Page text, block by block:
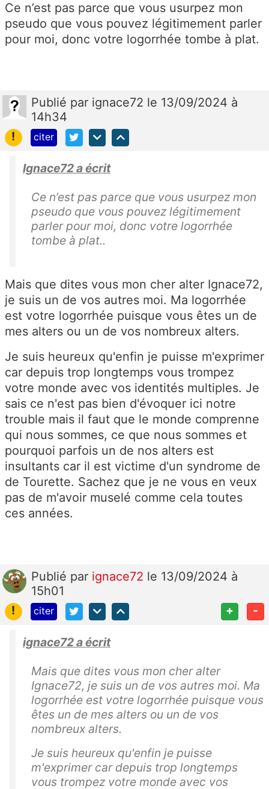
Ce n’est pas parce que vous usurpez mon
pseudo que vous pouvez légitimement parler
pour moi, donc votre logorrhée tombe à plat.
Publié par ignace72 le 13/09/2024 à
14h34
!
citer
Ignace72 a écrit
Ce n’est pas parce que vous usurpez mon
pseudo que vous pouvez légitimement
parler pour moi, donc votre logorrhée
tombe à plat..
Mais que dites vous mon cher alter Ignace72,
je suis un de vos autres moi. Ma logorrhée
est votre logorrhée puisque vous êtes un de
mes alters ou un de vos nombreux alters.
Je suis heureux qu'enfin je puisse m'exprimer
car depuis trop longtemps vous trompez
votre monde avec vos identités multiples. Je
sais ce n'est pas bien d'évoquer ici notre
trouble mais il faut que le monde comprenne
qui nous sommes, ce que nous sommes et
pourquoi parfois un de nos alters est
insultants car il est victime d'un syndrome de
de Tourette. Sachez que je ne vous en veux
pas de m'avoir muselé comme cela toutes
ces années.
Publié par ignace72 le 13/09/2024 à
15h01
!
citer + -
ignace72 a écrit
Mais que dites vous mon cher alter
Ignace72, je suis un de vos autres moi. Ma
logorrhée est votre logorrhée puisque vous
êtes un de mes alters ou un de vos
nombreux alters.
Je suis heureux qu'enfin je puisse
m'exprimer car depuis trop longtemps
vous trompez votre monde avec vos